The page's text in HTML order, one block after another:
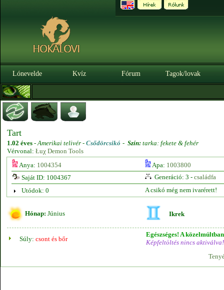
Lónevelde Kvíz Fórum Tagok/lovak
Tart
1.02 éves -Amerikai telivér - Csődörcsikó - Szín: tarka: fekete & fehér
Vérvonal: Łuχ Demon Tools
Anya: 1004354 Apa: 1003800
Saját ID: 1004367
Generáció: 3 - családfa
Utódok: 0
A csikó még nem ivarérett!
Hónap: Június Ikrek
Súly: csont és bőr
Egészséges! A
Képfeltöltés nincs aktiválva!